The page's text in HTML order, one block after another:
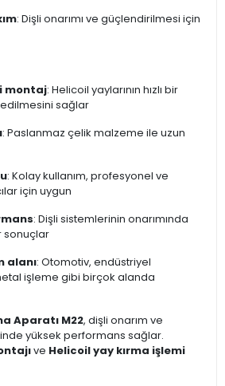
: Dişli onarımı ve güçlendirilmesi için
montaj: Helicoil yaylarının hızlı bir
sağlar
: Paslanmaz çelik malzeme ile uzun
: Kolay kullanım, profesyonel ve
için uygun
: Dişli sistemlerinin onarımında
sonuçlar
alanı: Otomotiv, endüstriyel
işleme gibi birçok alanda
Aparatı M22, dişli onarım ve
yüksek performans sağlar.
ve Helicoil yay kırma işlemi